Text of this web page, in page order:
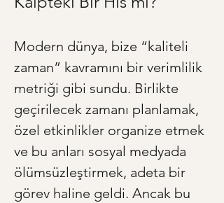
Modern dünya, bize “kaliteli
zaman” kavramını bir verimlilik
metriği gibi sundu. Birlikte
geçirilecek zamanı planlamak,
özel etkinlikler organize etmek
ve bu anları sosyal medyada
ölümsüzleştirmek, adeta bir
görev haline geldi. Ancak bu